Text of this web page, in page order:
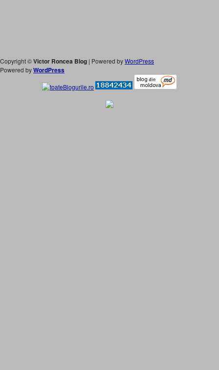
Copyright ©Victor Roncea Blog | Powered byWordPress
Powered byWordPress